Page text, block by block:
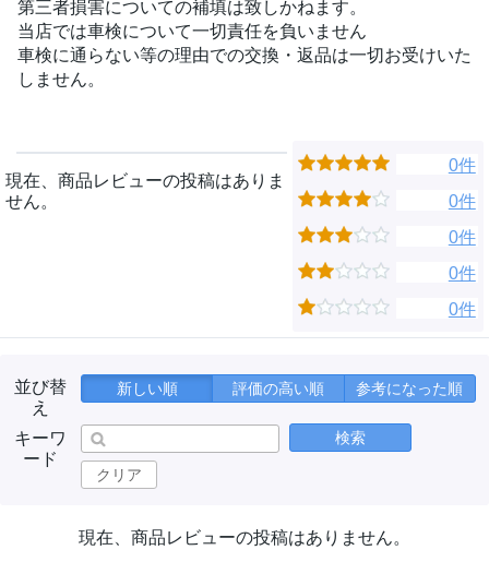
第三者損害についての補填は致しかねます。
当店では車検について一切責任を負いません
車検に通らない等の理由での交換・返品は一切お受けいた
しません。
現在、商品レビューの投稿はありま
せん。
0件
0件
0件
0件
0件
並び替
え
新しい順 評価の高い順 参考になった順
キーワ
ード
検索
クリア
現在、商品レビューの投稿はありません。